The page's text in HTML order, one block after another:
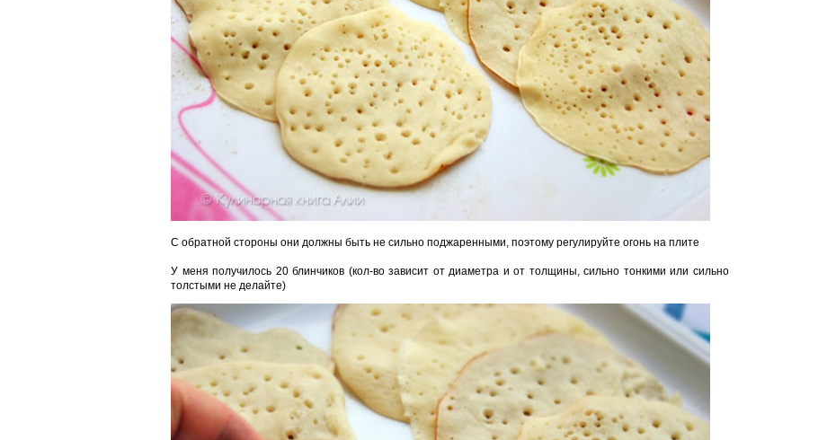
С обратной стороны они должны быть не сильно поджаренными, поэтому регулируйте огонь на плите
У меня получилось 20 блинчиков (кол-во зависит от диаметра и от толщины, сильно тонкими или сильно
толстыми не делайте)